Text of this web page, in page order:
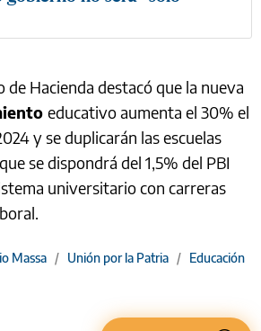
de Hacienda destacó que la nueva
educativo aumenta el 30% el
y se duplicarán las escuelas
se dispondrá del 1,5% del PBI
universitario con carreras
Massa / Unión por la Patria / Educación